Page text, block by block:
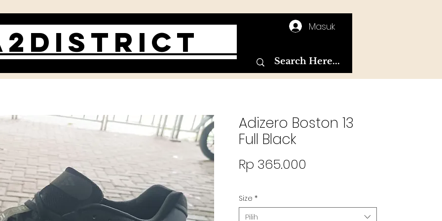
Masuk
Adizero Boston 13
Full Black
Rp 365.000
Size *
Pilih